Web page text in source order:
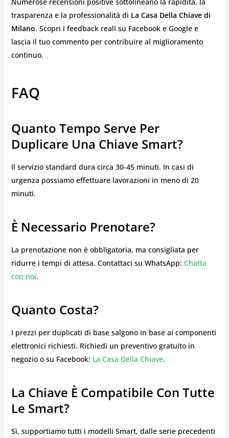
trasparenza e la professionalità di La Casa Della Chiave di
Milano. Scopri i feedback reali su Facebook e Google e
lascia il tuo commento per contribuire al miglioramento
continuo.
FAQ
Quanto Tempo Serve Per
Duplicare Una Chiave Smart?
Il servizio standard dura circa 30-45 minuti. In casi di
urgenza possiamo effettuare lavorazioni in meno di 20
minuti.
È Necessario Prenotare?
La prenotazione non è obbligatoria, ma consigliata per
ridurre i tempi di attesa. Contattaci su WhatsApp: Chatta
con noi.
Quanto Costa?
I prezzi per duplicati di base salgono in base ai componenti
elettronici richiesti. Richiedi un preventivo gratuito in
negozio o su Facebook: La Casa Della Chiave.
La Chiave È Compatibile Con Tutte
Le Smart?
Sì, supportiamo tutti i modelli Smart, dalle serie precedenti